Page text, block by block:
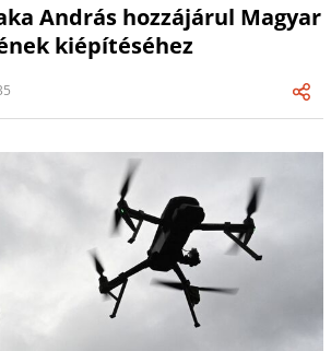
András hozzájárul Magyar
kiépítéséhez